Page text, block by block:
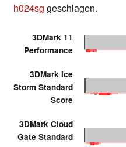
h024sg geschlagen.
3DMark 11
Performance
3DMark Ice
Storm Standard
Score
3DMark Cloud
Gate Standard